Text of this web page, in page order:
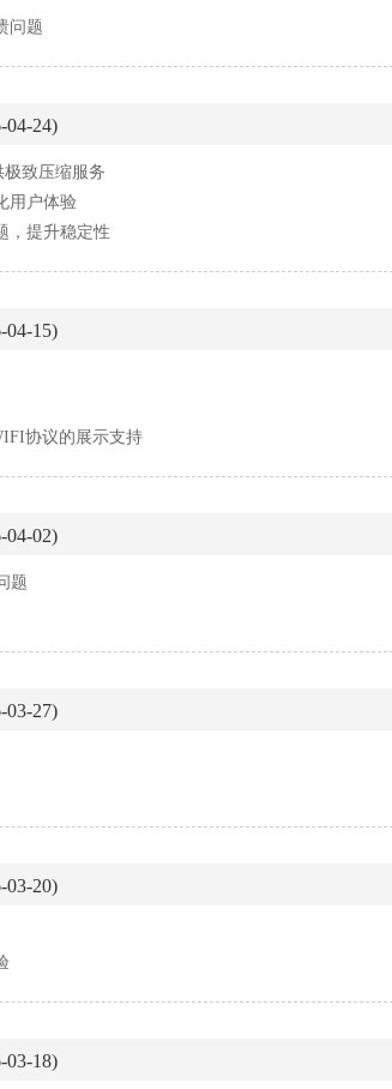
问题
04-24)
致压缩服务
用户体验
，提升稳定性
04-15)
协议的展示支持
04-02)
题
03-27)
03-20)
03-18)